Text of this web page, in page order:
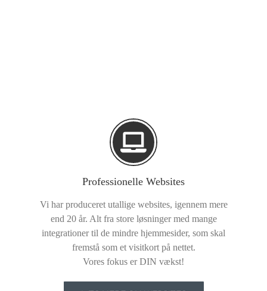
Professionelle Websites
Vi har produceret utallige websites, igennem mere
end 20 år. Alt fra store løsninger med mange
integrationer til de mindre hjemmesider, som skal
fremstå som et visitkort på nettet.
Vores fokus er DIN vækst!